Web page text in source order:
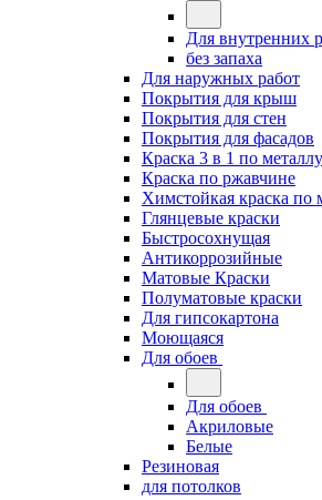
Для внутренних
без запаха
Для наружных работ
Покрытия для крыш
Покрытия для стен
Покрытия для фасадов
Краска 3 в 1 по металлу
Краска по ржавчине
Химстойкая краска по
Глянцевые краски
Быстросохнущая
Антикоррозийные
Матовые Краски
Полуматовые краски
Для гипсокартона
Моющаяся
Для обоев
Для обоев
Акриловые
Белые
Резиновая
для потолков